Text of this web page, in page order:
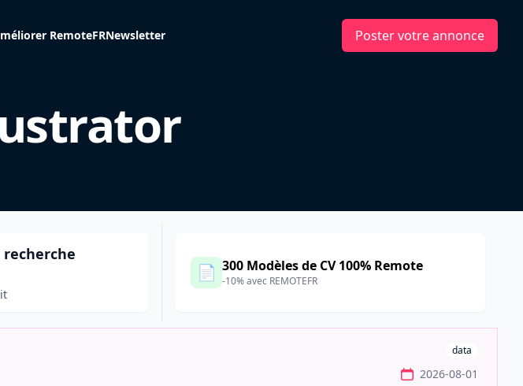
RemoteFRNewsletter Poster votre annonce
📄 300 Modèles de CV 100% Remote
-10% avec REMOTEFR
data
2026-08-01